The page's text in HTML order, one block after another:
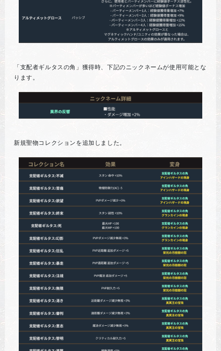
「支配者ギルタスの角」獲得時、下記のニックネームが使用可能とな
ります。
新規聖物コレクションを追加しました。